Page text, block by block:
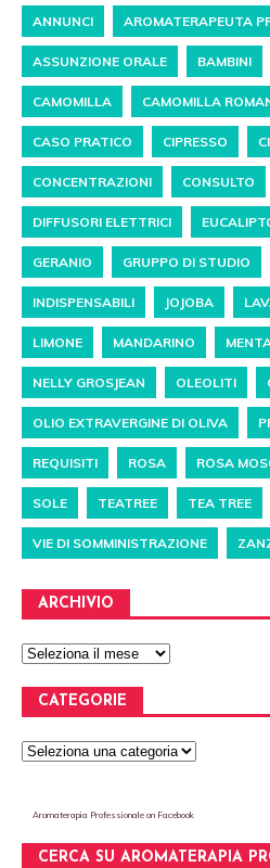
ANNUNCI AROMATERAPEUTA
ASSUNZIONE ORALE BAMBINI
CAMOMILLA CAMOMILLA
CASO PRATICO CIPRESSO
CONCENTRAZIONI CONSULTO
DIFFUSORI ELETTRICI
GERANIO GRUPPO DI STUDIO
INDISPENSABILI JOJOBA
LIMONE MANDARINO
NELLY GROSJEAN OLEOLITI
OLIO EXTRAVERGINE DI OLIVA
REQUISITI ROSA ROSA
SOLE TEATREE TEA TREE
VIE DI SOMMINISTRAZIONE
ARCHIVIO
CATEGORIE
Aromaterapia Professionale on Facebook
CERCA SU AROMATERAPIA